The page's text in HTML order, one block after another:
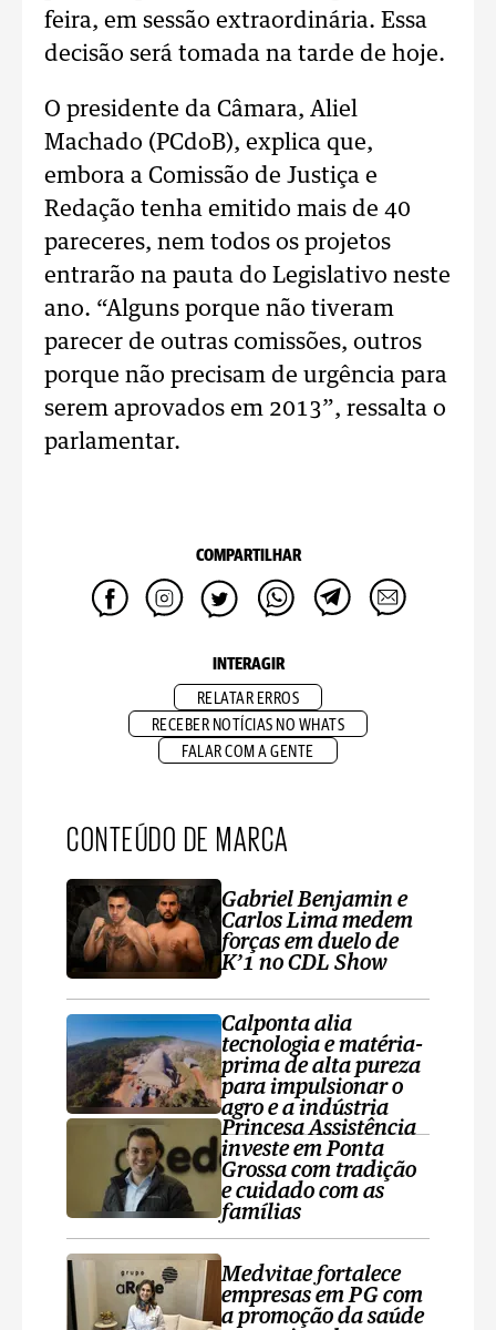
feira, em sessão extraordinária. Essa
decisão será tomada na tarde de hoje.
O presidente da Câmara, Aliel
Machado (PCdoB), explica que,
embora a Comissão de Justiça e
Redação tenha emitido mais de 40
pareceres, nem todos os projetos
entrarão na pauta do Legislativo neste
ano. “Alguns porque não tiveram
parecer de outras comissões, outros
porque não precisam de urgência para
serem aprovados em 2013”, ressalta o
parlamentar.
COMPARTILHAR
INTERAGIR
RELATAR ERROS
RECEBER NOTÍCIAS NO WHATS
FALAR COM A GENTE
CONTEÚDO DE MARCA
Gabriel Benjamin e
Carlos Lima medem
forças em duelo de
K’1 no CDL Show
Calponta alia
tecnologia e matéria-
prima de alta pureza
para impulsionar o
agro e a indústria
Princesa Assistência
investe em Ponta
Grossa com tradição
e cuidado com as
famílias
Medvitae fortalece
empresas em PG com
a promoção da saúde